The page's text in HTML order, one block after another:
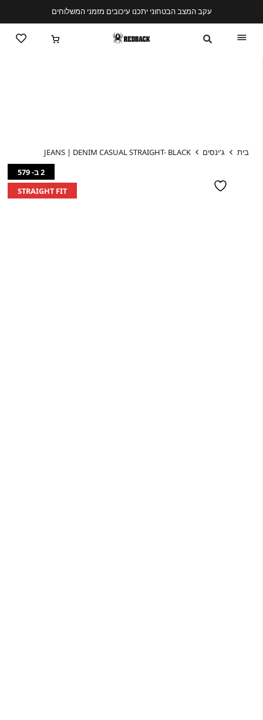
עקב המצב הבטחוני יתכנו עיכובים מזמני המשלוחים
בית ג'ינסים
JEANS | DENIM CASUAL STRAIGHT- BLACK
2 ב- 579
STRAIGHT FIT